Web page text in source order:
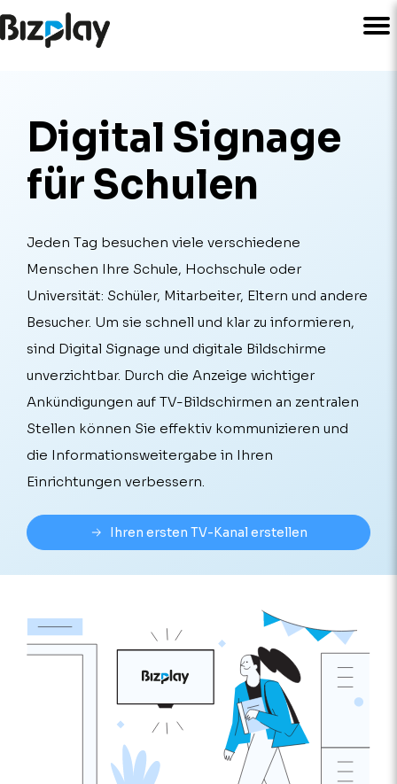
Digital Signage
für Schulen
Jeden Tag besuchen viele verschiedene
Menschen Ihre Schule, Hochschule oder
Universität: Schüler, Mitarbeiter, Eltern und andere
Besucher. Um sie schnell und klar zu informieren,
sind Digital Signage und digitale Bildschirme
unverzichtbar. Durch die Anzeige wichtiger
Ankündigungen auf TV-Bildschirmen an zentralen
Stellen können Sie effektiv kommunizieren und
die Informationsweitergabe in Ihren
Einrichtungen verbessern.
Ihren ersten TV-Kanal erstellen